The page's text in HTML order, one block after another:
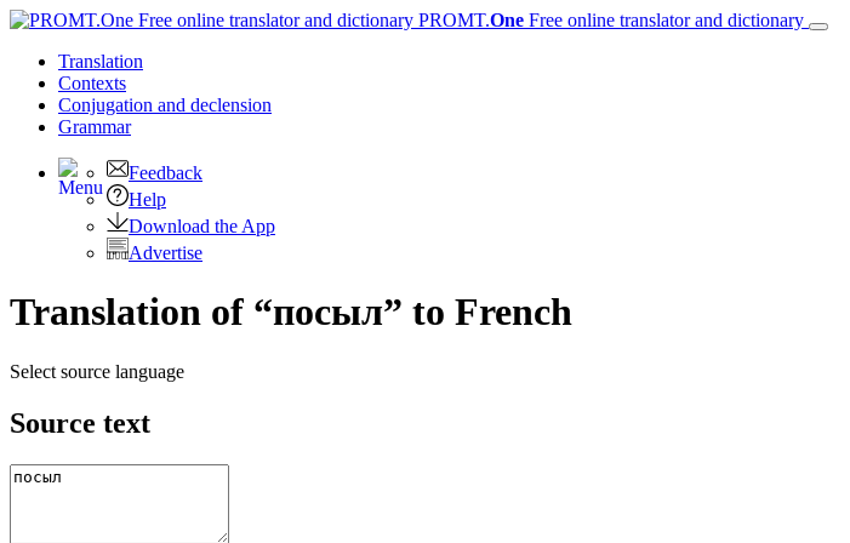
PROMT.One Free online translator and dictionary
Translation
Contexts
Conjugation and declension
Grammar
Feedback
Help
Download the App
Advertise
Translation of “посыл” to French
Select source language
Source text